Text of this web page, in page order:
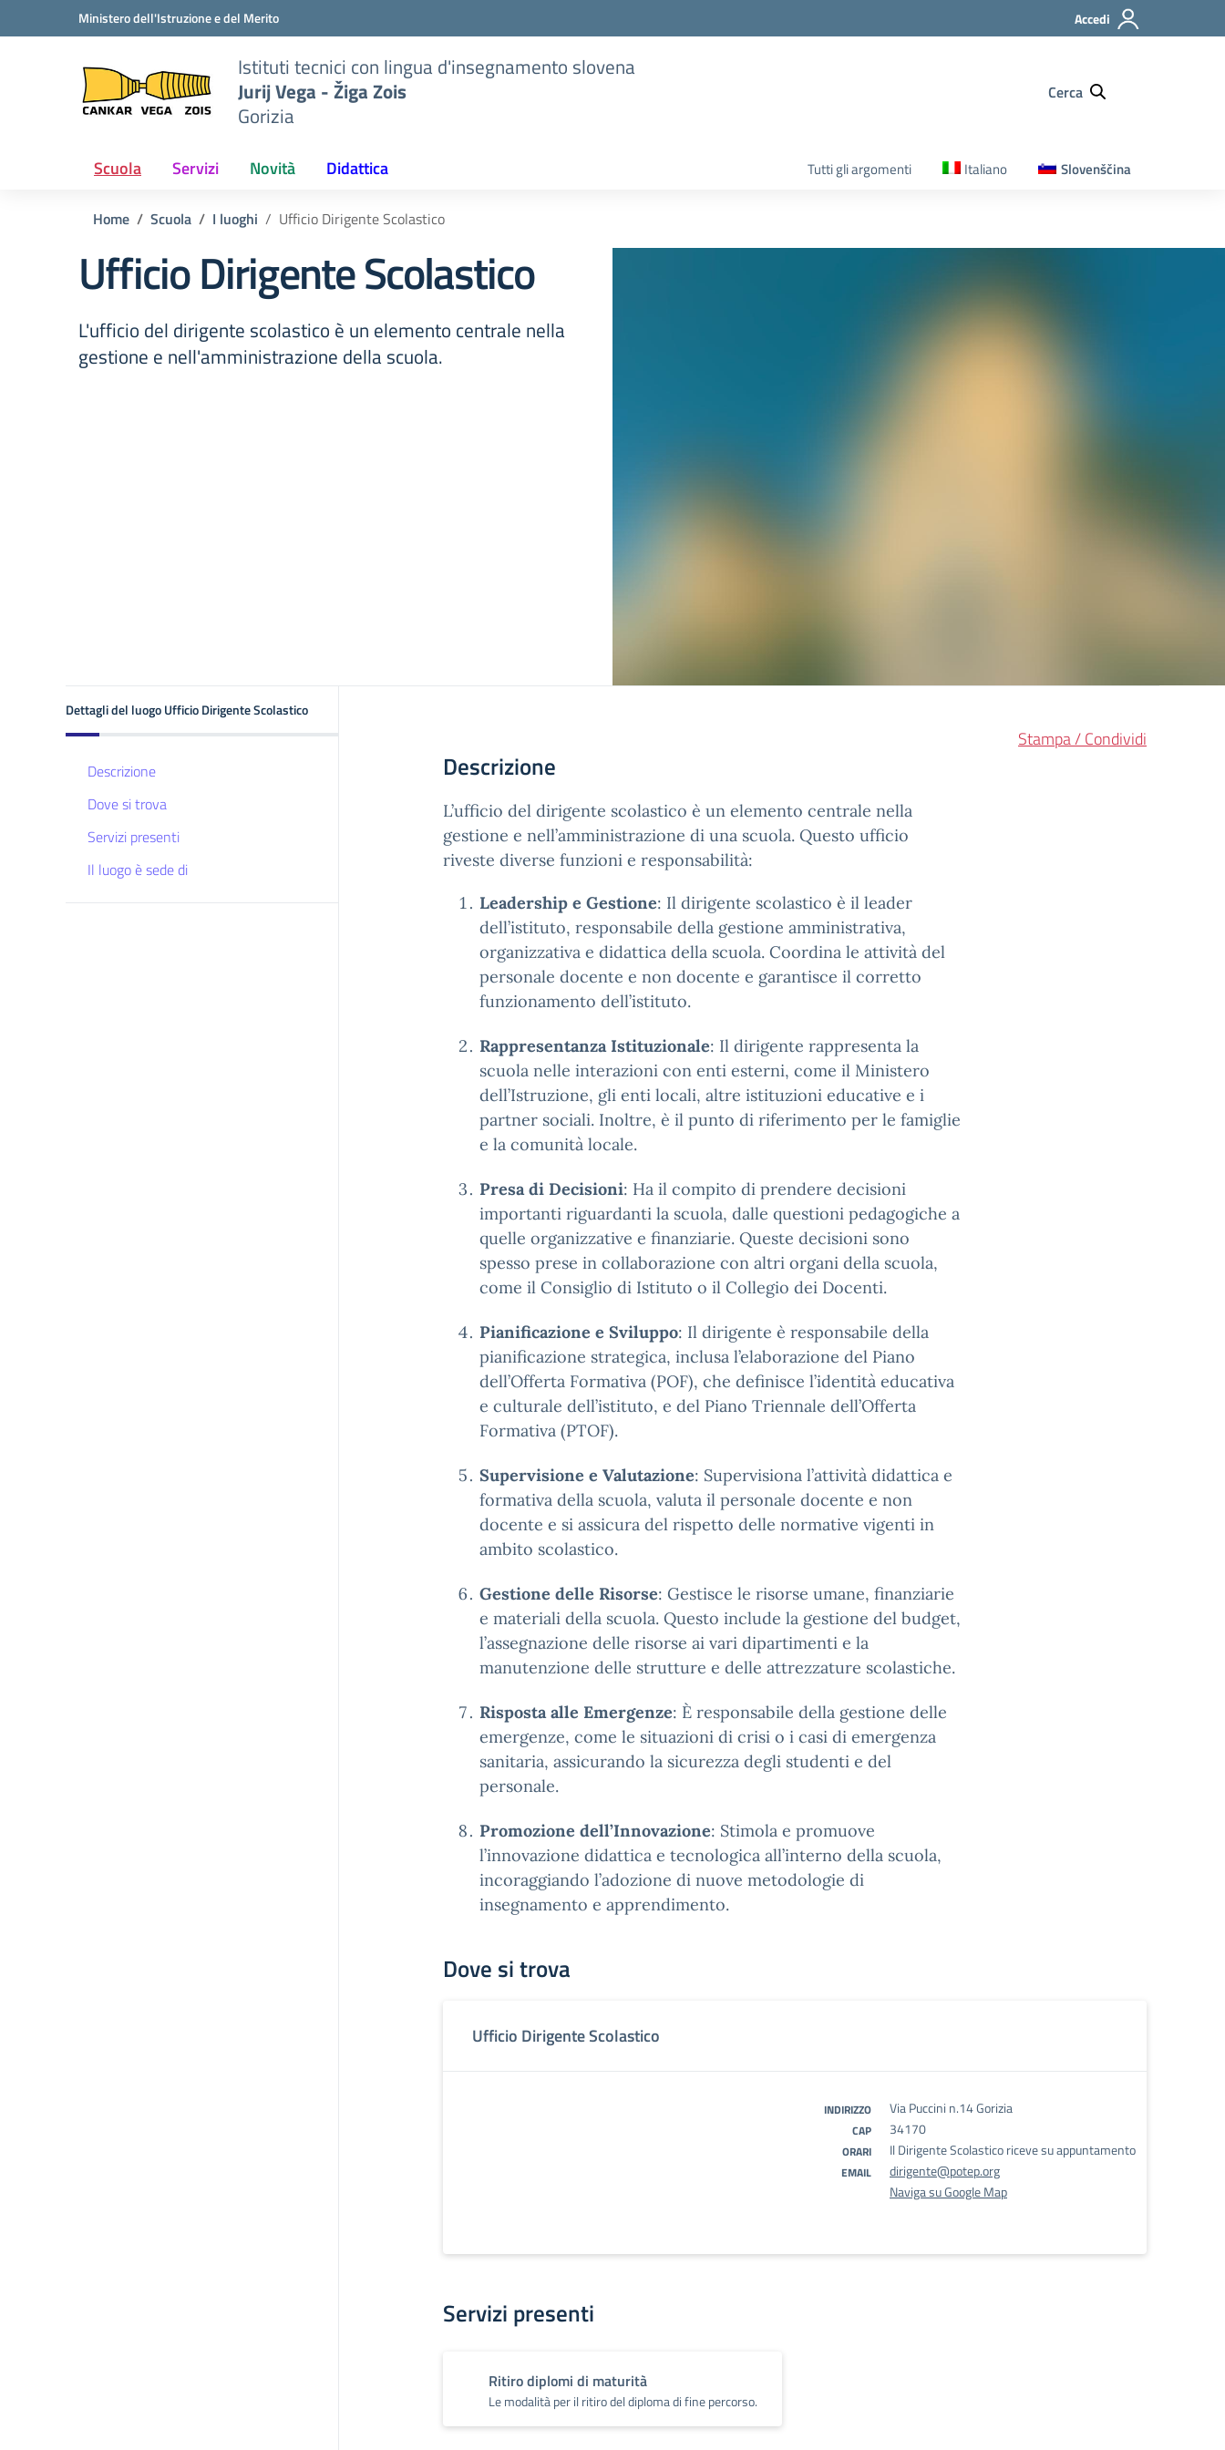
Vai ai contenuti
Vai al menu di navigazioneMinistero dell'Istruzione e del Merito Accedi
Istituti tecnici con lingua d'insegnamento slovena
Jurij Vega - Žiga Zois
Gorizia
Cerca
Scuola Servizi Novità Didattica Tutti gli argomenti Italiano Slovenščina
Home Scuola I luoghi Ufficio Dirigente Scolastico
Ufficio Dirigente Scolastico
L'ufficio del dirigente scolastico è un elemento centrale nella
gestione e nell'amministrazione della scuola.
Dettagli del luogo Ufficio Dirigente Scolastico
Descrizione
Dove si trova
Servizi presenti
Il luogo è sede di
Stampa / Condividi
Descrizione
L’ufficio del dirigente scolastico è un elemento centrale nella
gestione e nell’amministrazione di una scuola. Questo ufficio
riveste diverse funzioni e responsabilità:
Leadership e Gestione: Il dirigente scolastico è il leader
dell’istituto, responsabile della gestione amministrativa,
organizzativa e didattica della scuola. Coordina le attività del
personale docente e non docente e garantisce il corretto
funzionamento dell’istituto.
Rappresentanza Istituzionale: Il dirigente rappresenta la
scuola nelle interazioni con enti esterni, come il Ministero
dell’Istruzione, gli enti locali, altre istituzioni educative e i
partner sociali. Inoltre, è il punto di riferimento per le famiglie
e la comunità locale.
Presa di Decisioni: Ha il compito di prendere decisioni
importanti riguardanti la scuola, dalle questioni pedagogiche a
quelle organizzative e finanziarie. Queste decisioni sono
spesso prese in collaborazione con altri organi della scuola,
come il Consiglio di Istituto o il Collegio dei Docenti.
Pianificazione e Sviluppo: Il dirigente è responsabile della
pianificazione strategica, inclusa l’elaborazione del Piano
dell’Offerta Formativa (POF), che definisce l’identità educativa
e culturale dell’istituto, e del Piano Triennale dell’Offerta
Formativa (PTOF).
Supervisione e Valutazione: Supervisiona l’attività didattica e
formativa della scuola, valuta il personale docente e non
docente e si assicura del rispetto delle normative vigenti in
ambito scolastico.
Gestione delle Risorse: Gestisce le risorse umane, finanziarie
e materiali della scuola. Questo include la gestione del budget,
l’assegnazione delle risorse ai vari dipartimenti e la
manutenzione delle strutture e delle attrezzature scolastiche.
Risposta alle Emergenze: È responsabile della gestione delle
emergenze, come le situazioni di crisi o i casi di emergenza
sanitaria, assicurando la sicurezza degli studenti e del
personale.
Promozione dell’Innovazione: Stimola e promuove
l’innovazione didattica e tecnologica all’interno della scuola,
incoraggiando l’adozione di nuove metodologie di
insegnamento e apprendimento.
Dove si trova
Ufficio Dirigente Scolastico
INDIRIZZO Via Puccini n.14 Gorizia
CAP 34170
ORARI Il Dirigente Scolastico riceve su appuntamento
EMAIL
dirigente@potep.org
Naviga su Google Map
Servizi presenti
Ritiro diplomi di maturità
Le modalità per il ritiro del diploma di fine percorso.